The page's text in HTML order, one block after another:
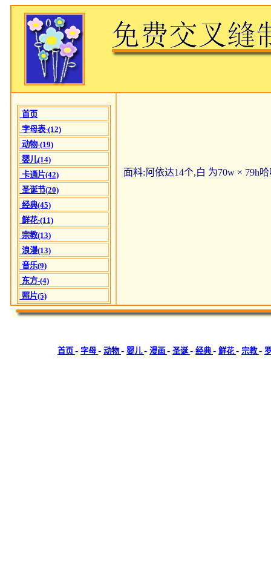
首页
字母表-(12)
动物-(19)
婴儿(14)
卡通片(42)
圣诞节(20)
经典(45)
鲜花-(11)
宗教(13)
浪漫(13)
音乐(9)
东方-(4)
照片(5)
面料:阿依达14个,白 为70w × 79h
首页 - 字母 - 动物- 婴儿- 漫画 - 圣诞- 经典- 鲜花- 宗教-